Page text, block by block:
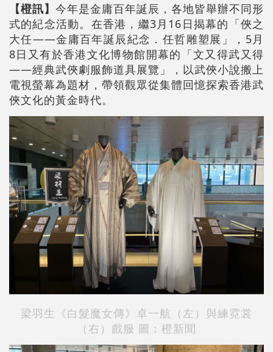
【橙訊】 今年是金庸百年誕辰，各地皆舉辦不同形
式的紀念活動。在香港，繼3月16日揭幕的「俠之
大任——金庸百年誕辰紀念．任哲雕塑展」，5月
8日又有於香港文化博物館開幕的「文又得武又得
——經典武俠劇服飾道具展覽」，以武俠小說搬上
電視螢幕為題材，帶領觀眾從集體回憶探索香港武
俠文化的黃金時代。
梁羽生《白髮魔女傳》卓一航（左）與練霓裳
（右）戲服 圖：橙新聞